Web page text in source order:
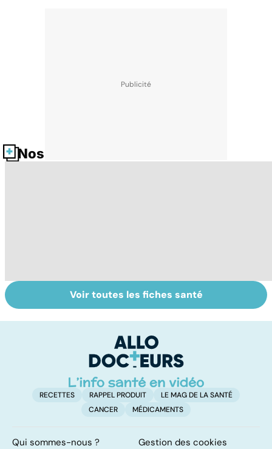
Nos fiches santé
Perturbateurs
endocriniens :
Faire du sport à
domicile, c'est
Voir toutes les fiches santé
RECETTES RAPPEL PRODUIT
LE MAG DE LA SANTÉ
CANCER
MÉDICAMENTS
Qui sommes-nous ? Gestion des cookies